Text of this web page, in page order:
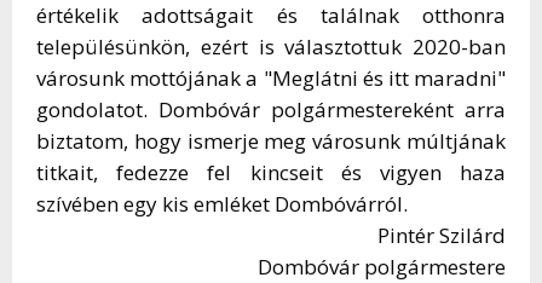
értékelik adottságait és találnak otthonra
településünkön, ezért is választottuk 2020-ban
városunk mottójának a "Meglátni és itt maradni"
gondolatot. Dombóvár polgármestereként arra
biztatom, hogy ismerje meg városunk múltjának
titkait, fedezze fel kincseit és vigyen haza
szívében egy kis emléket Dombóvárról.
Pintér Szilárd
Dombóvár polgármestere